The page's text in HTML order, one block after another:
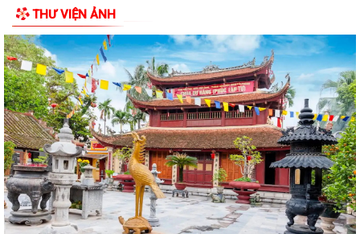
Hội Cựu CAND phường Hồng Bàng đi thăm, tặng quà các gia đình
thương binh, thân nhân liệt sỹ CAND
Phường Hồng Bàng phát huy vai trò, nâng cao hiệu lực, hiệu quả hoạt
động của bộ máy chính quyền cơ...
TUỔI TRẺ PHƯỜNG HỒNG BÀNG TỔ CHỨC CHƯƠNG TRÌNH NÓI
CHUYỆN TRUYỀN THỐNG NHÂN KỶ NIỆM 79 NĂM NGÀY...
Đồng chí Nguyễn Văn Tuấn, Bí thư Đảng ủy phường Hồng Bàng được
Chủ tịch UBND thành phố tặng Bằng...
Đoàn lãnh đạo Đảng uỷ - HĐND - UBND - UBMTQ Việt Nam phường
Hồng Bàng thăm và tặng quà các gia đình...
THƯ VIỆN ẢNH